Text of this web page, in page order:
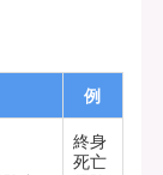
例
終身
死亡